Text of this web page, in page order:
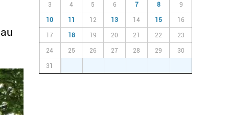
3 4 5 6 7 8 9
10 11 12 13 14 15 16
17 18 19 20 21 22 23
24 25 26 27 28 29 30
31